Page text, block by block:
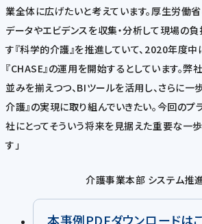
業全体に広げたいと考えています。厚生労働
データやエビデンスを収集・分析して現場の
す『科学的介護』を推進していて、2020年度
『CHASE』の運用を開始するとしています。弊
並みを揃えつつ、BIツールを活用し、さらに一
介護』の実現に取り組んでいきたい。今回のプ
社にとってそういう将来を見据えた重要な一
す」
介護事業本部 システム
本事例PDFダウンロードは